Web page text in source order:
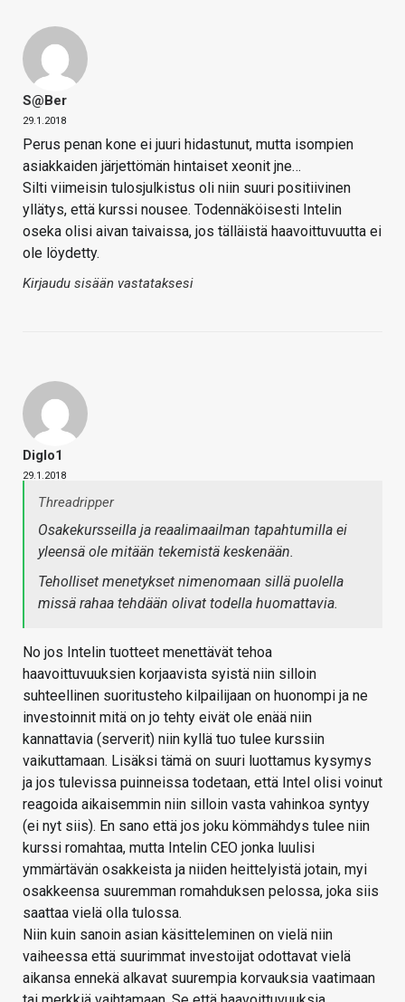
S@ber
29.1.2018
Perus penan kone ei juuri hidastunut, mutta isompien
asiakkaiden järjettömän hintaiset xeonit jne…
Silti viimeisin tulosjulkistus oli niin suuri positiivinen
yllätys, että kurssi nousee. Todennäköisesti Intelin
oseka olisi aivan taivaissa, jos tälläistä haavoittuvuutta ei
ole löydetty.
Kirjaudu sisään vastataksesi
Diglo1
29.1.2018
Threadripper
Osakekursseilla ja reaalimaailman tapahtumilla ei
yleensä ole mitään tekemistä keskenään.
Teholliset menetykset nimenomaan sillä puolella
missä rahaa tehdään olivat todella huomattavia.
No jos Intelin tuotteet menettävät tehoa
haavoittuvuuksien korjaavista syistä niin silloin
suhteellinen suoritusteho kilpailijaan on huonompi ja ne
investoinnit mitä on jo tehty eivät ole enää niin
kannattavia (serverit) niin kyllä tuo tulee kurssiin
vaikuttamaan. Lisäksi tämä on suuri luottamus kysymys
ja jos tulevissa puinneissa todetaan, että Intel olisi voinut
reagoida aikaisemmin niin silloin vasta vahinkoa syntyy
(ei nyt siis). En sano että jos joku kömmähdys tulee niin
kurssi romahtaa, mutta Intelin CEO jonka luulisi
ymmärtävän osakkeista ja niiden heittelyistä jotain, myi
osakkeensa suuremman romahduksen pelossa, joka siis
saattaa vielä olla tulossa.
Niin kuin sanoin asian käsitteleminen on vielä niin
vaiheessa että suurimmat investoijat odottavat vielä
aikansa ennekä alkavat suurempia korvauksia vaatimaan